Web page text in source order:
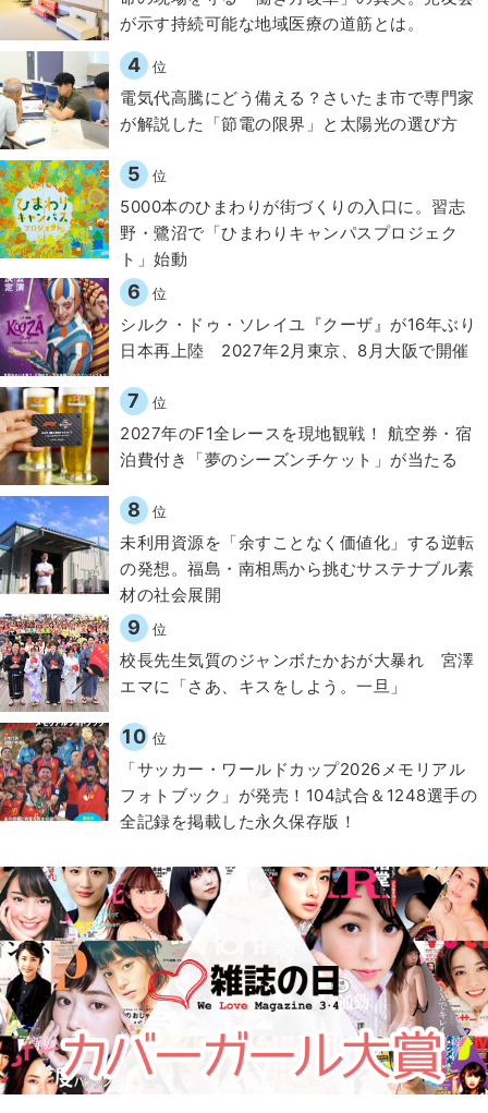
が示す持続可能な地域医療の道筋とは。
4 位
電気代高騰にどう備える？さいたま市で専門家
が解説した「節電の限界」と太陽光の選び方
5 位
5000本のひまわりが街づくりの入口に。習志
野・鷺沼で「ひまわりキャンパスプロジェク
ト」始動
6 位
シルク・ドゥ・ソレイユ『クーザ』が16年ぶり
日本再上陸 2027年2月東京、8月大阪で開催
7 位
2027年のF1全レースを現地観戦！ 航空券・宿
泊費付き「夢のシーズンチケット」が当たる
8 位
​​未利用資源を「余すことなく価値化」する逆転
の発想。福島・南相馬から挑むサステナブル素
材の社会展開​
9 位
校長先生気質のジャンボたかおが大暴れ 宮澤
エマに「さあ、キスをしよう。一旦」
10 位
「サッカー・ワールドカップ2026メモリアル
フォトブック」が発売！104試合＆1248選手の
全記録を掲載した永久保存版！